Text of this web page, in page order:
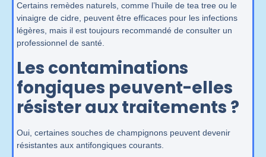
Certains remèdes naturels, comme l’huile de tea tree ou le
vinaigre de cidre, peuvent être efficaces pour les infections
légères, mais il est toujours recommandé de consulter un
professionnel de santé.
Les contaminations
fongiques peuvent-elles
résister aux traitements ?
Oui, certaines souches de champignons peuvent devenir
résistantes aux antifongiques courants.